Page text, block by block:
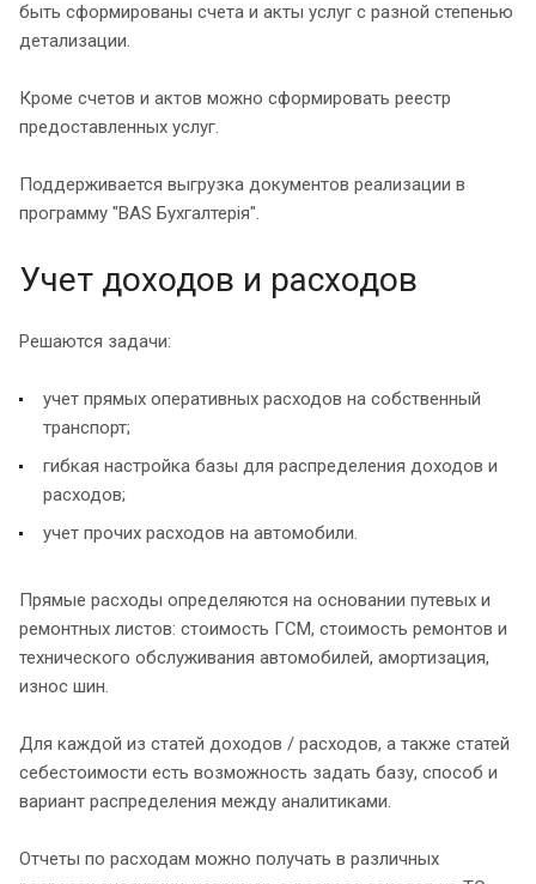
быть сформированы счета и акты услуг с разной степенью
детализации.
Кроме счетов и актов можно сформировать реестр
предоставленных услуг.
Поддерживается выгрузка документов реализации в
программу "BAS Бухгалтерія".
Учет доходов и расходов
Решаются задачи:
учет прямых оперативных расходов на собственный
транспорт;
гибкая настройка базы для распределения доходов и
расходов;
учет прочих расходов на автомобили.
Прямые расходы определяются на основании путевых и
ремонтных листов: стоимость ГСМ, стоимость ремонтов и
технического обслуживания автомобилей, амортизация,
износ шин.
Для каждой из статей доходов / расходов, а также статей
себестоимости есть возможность задать базу, способ и
вариант распределения между аналитиками.
Отчеты по расходам можно получать в различных